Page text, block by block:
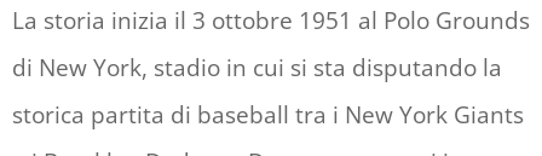
La storia inizia il 3 ottobre 1951 al Polo Grounds
di New York, stadio in cui si sta disputando la
storica partita di baseball tra i New York Giants